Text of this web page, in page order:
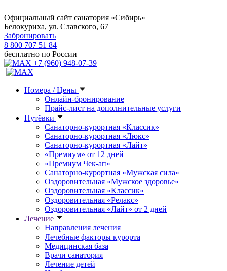
Официальный сайт санатория «Сибирь»
Белокуриха, ул. Славского, 67
Забронировать
8 800 707 51 84
бесплатно по России
+7 (960) 948-07-39
Номера / Цены
Онлайн-бронирование
Прайс-лист на дополнительные услуги
Путёвки
Санаторно-курортная «Классик»
Санаторно-курортная «Люкс»
Санаторно-курортная «Лайт»
«Премиум» от 12 дней
«Премиум Чек-ап»
Санаторно-курортная «Мужская сила»
Оздоровительная «Мужское здоровье»
Оздоровительная «Классик»
Оздоровительная «Релакс»
Оздоровительная «Лайт» от 2 дней
Лечение
Направления лечения
Лечебные факторы курорта
Медицинская база
Врачи санатория
Лечение детей